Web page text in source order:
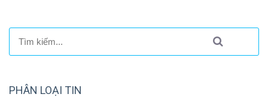
PHÂN LOẠI TIN